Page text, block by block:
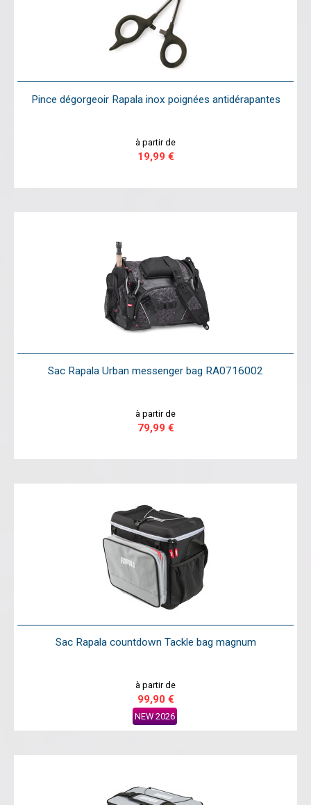
Pince dégorgeoir Rapala inox poignées antidérapantes
à partir de
19,99 €
Sac Rapala Urban messenger bag RA0716002
à partir de
79,99 €
Sac Rapala countdown Tackle bag magnum
à partir de
99,90 €
NEW 2026